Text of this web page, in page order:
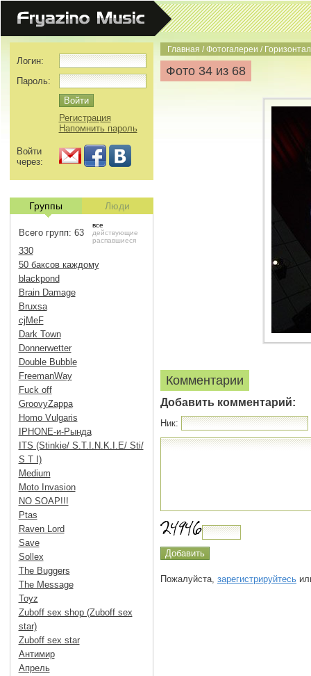
Главная /Фотогалереи /
Фото 34 из 68
Комментарии
Добавить комментарий:
Ник:
Пожалуйста, зарегистрируйтесь
Логин:
Пароль:
Регистрация
Напомнить пароль
Войти
через:
Группы Люди
Всего групп: 63
все
действующие
распавшиеся
330
50 баксов каждому
blackpond
Brain Damage
Bruxsa
cjMeF
Dark Town
Donnerwetter
Double Bubble
FreemanWay
Fuck off
GroovyZappa
Homo Vulgaris
IPHONE-и-Рында
ITS (Stinkie/ S.T.I.N.K.I.E/ Sti/
S T I)
Medium
Moto Invasion
NO SOAP!!!
Ptas
Raven Lord
Save
Sollex
The Buggers
The Message
Toyz
Zuboff sex shop (Zuboff sex
star)
Zuboff sex star
Антимир
Апрель